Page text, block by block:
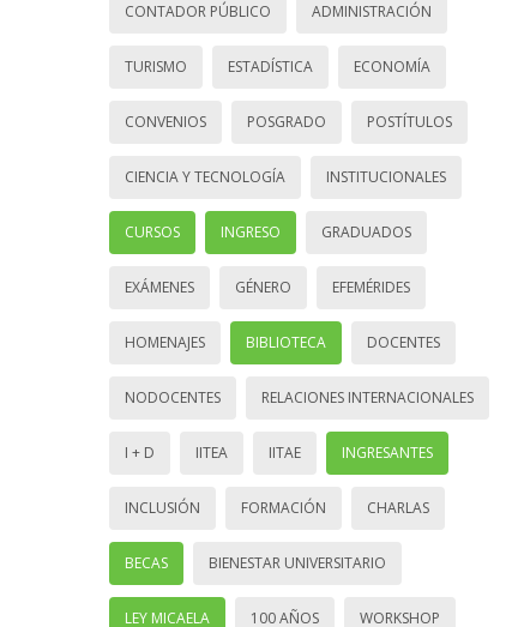
CONTADOR PÚBLICO ADMINISTRACIÓN
TURISMO ESTADÍSTICA ECONOMÍA
CONVENIOS POSGRADO POSTÍTULOS
CIENCIA Y TECNOLOGÍA INSTITUCIONALES
CURSOS INGRESO GRADUADOS
EXÁMENES GÉNERO EFEMÉRIDES
HOMENAJES BIBLIOTECA DOCENTES
NODOCENTES RELACIONES INTERNACIONALES
I + D IITEA IITAE INGRESANTES
INCLUSIÓN FORMACIÓN CHARLAS
BECAS BIENESTAR UNIVERSITARIO
LEY MICAELA 100 AÑOS WORKSHOP